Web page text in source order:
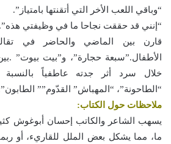
“وباقي اللعب الأخر التي أتقنتها بامتياز”.
“إنني قد حققت نجاحا ما في وظيفتي هذه”.
قارن بين الماضي والحاضر في
الأطفال.”سبعة حجارة”، و”بيت بيوت”
خلال سرد أثر جدته عاطفياً
“الطاحونة”، “المهباش” القدّوم””
ملاحظات حول الكتاب:
يسهب الشاعر والكاتب إحسان أبوغوش
ما، مما يشكل بعض الملل للقاريء، أو